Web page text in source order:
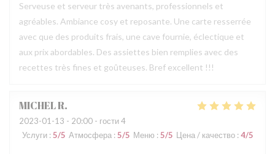
Serveuse et serveur très avenants, professionnels et
agréables. Ambiance cosy et reposante. Une carte resserrée
avec que des produits frais, une cave fournie, éclectique et
aux prix abordables. Des assiettes bien remplies avec des
recettes très fines et goûteuses. Bref excellent !!!
MICHELR
2023-01-13 - 20:00 - гости 4
Услуги : 5/5 Атмосфера : 5/5 Меню : 5/5 Цена / качество : 4/5